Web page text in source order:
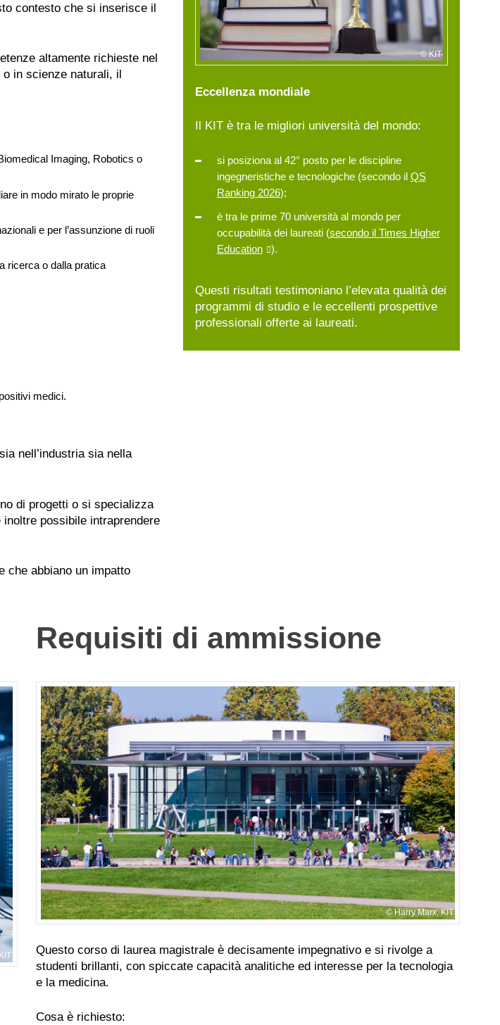
contesto che si inserisce il
altamente richieste nel
in scienze naturali, il
Imaging, Robotics o
in modo mirato le proprie
e per l’assunzione di ruoli
ricerca o dalla pratica
medici.
nell’industria sia nella
di progetti o si specializza
possibile intraprendere
che abbiano un impatto
KIT
Eccellenza mondiale
Il KIT è tra le migliori università del mondo:
si posiziona al 42° posto per le discipline
ingegneristiche e tecnologiche (secondo il QS
Ranking 2026);
è tra le prime 70 università al mondo per
occupabilità dei laureati (secondo il Times Higher
Education
).
Questi risultati testimoniano l’elevata qualità dei
programmi di studio e le eccellenti prospettive
professionali offerte ai laureati.
KIT
Requisiti di ammissione
Harry Marx, KIT
Questo corso di laurea magistrale è decisamente impegnativo e si rivolge a
studenti brillanti, con spiccate capacità analitiche ed interesse per la tecnologia
e la medicina.
Cosa è richiesto: